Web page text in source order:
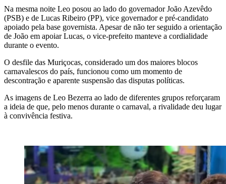
Na mesma noite Leo posou ao lado do governador João Azevêdo
(PSB) e de Lucas Ribeiro (PP), vice governador e pré-candidato
apoiado pela base governista. Apesar de não ter seguido a orientação
de João em apoiar Lucas, o vice-prefeito manteve a cordialidade
durante o evento.
O desfile das Muriçocas, considerado um dos maiores blocos
carnavalescos do país, funcionou como um momento de
descontração e aparente suspensão das disputas políticas.
As imagens de Leo Bezerra ao lado de diferentes grupos reforçaram
a ideia de que, pelo menos durante o carnaval, a rivalidade deu lugar
à convivência festiva.